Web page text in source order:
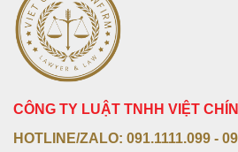
CÔNG TY LUẬT TNHH VIỆT
HOTLINE/ZALO: 091.1111.099 -